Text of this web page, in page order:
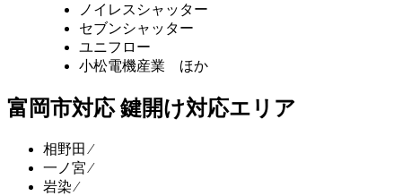
ノイレスシャッター
セブンシャッター
ユニフロー
小松電機産業 ほか
富岡市対応 鍵開け対応エリア
相野田 ⁄
一ノ宮 ⁄
岩染 ⁄